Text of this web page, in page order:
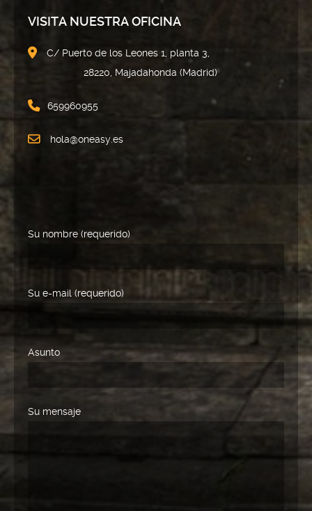
VISITA NUESTRA OFICINA
C/ Puerto de los Leones 1, planta 3,
28220, Majadahonda (Madrid)
659960955
hola@oneasy.es
Su nombre (requerido)
Su e-mail (requerido)
Asunto
Su mensaje